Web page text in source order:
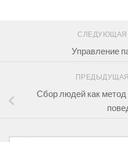
СЛЕДУЮЩАЯ
Управление
Сбор людей как метод